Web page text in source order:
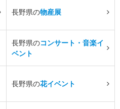
長野県の物産展
長野県のコンサート・音楽イ
ベント
長野県の花イベント